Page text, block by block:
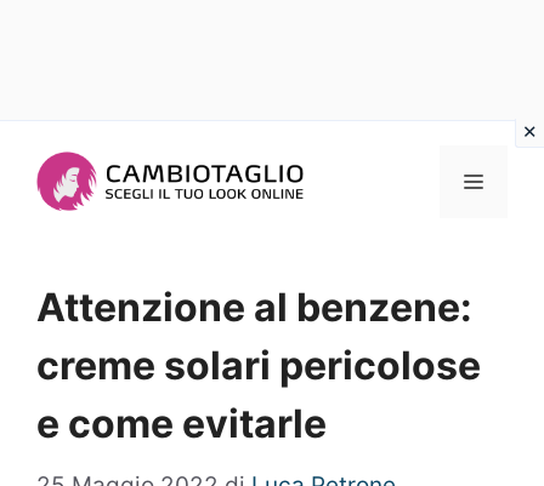
Menu
Attenzione al benzene:
creme solari pericolose
e come evitarle